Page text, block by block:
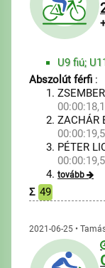
U9 fiú;
Abszolút férfi :
ZACHÁR
PÉTER
tovább
Σ 49
2021-06-25 •